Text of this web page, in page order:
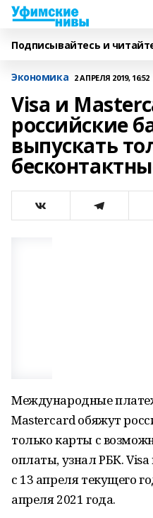
Подписывайтесь и
Экономика 2 АПРЕЛЯ 2019, 16:52
Visa и
российские
выпускать
Международные
Mastercard обяжут
только карты с
оплаты, узнал РБК. Visa
с 13 апреля текущего
апреля 2021 года.